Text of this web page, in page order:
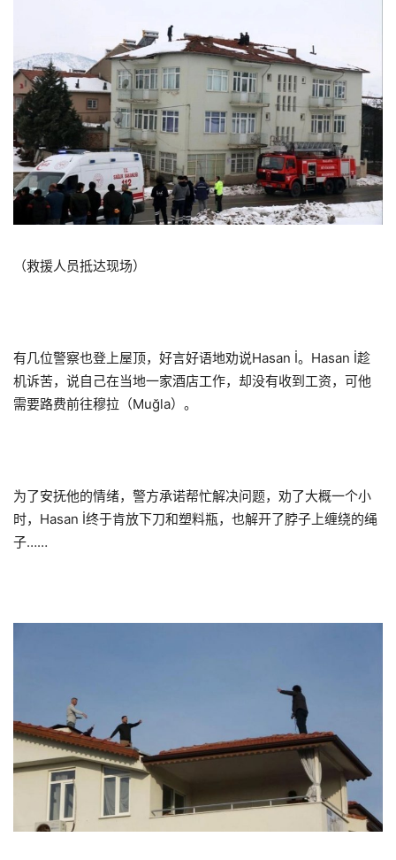
（救援人员抵达现场）
有几位警察也登上屋顶，好言好语地劝说Hasan İ。Hasan İ趁
机诉苦，说自己在当地一家酒店工作，却没有收到工资，可他
需要路费前往穆拉（Muğla）。
为了安抚他的情绪，警方承诺帮忙解决问题，劝了大概一个小
时，Hasan İ终于肯放下刀和塑料瓶，也解开了脖子上缠绕的绳
子……